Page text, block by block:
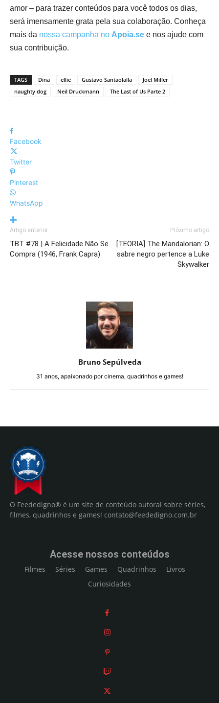
amor – para trazer conteúdos para você todos os dias,
será imensamente grata pela sua colaboração. Conheça
mais da nossa campanha no Apoia.se e nos ajude com
sua contribuição.
TAGS Dina ellie Gustavo Santaolalla
Joel Miller
naughty dog
Neil Druckmann The Last of Us Parte 2
Facebook
Twitter
Pinterest
WhatsApp
Artigo anterior
TBT #78 | A Felicidade Não Se
Compra (1946, Frank Capra)
Próximo artigo
[TEORIA] The Mandalorian: O
sabre negro pertence a Luke
Skywalker
Bruno Sepúlveda
31 anos, apaixonado por cinema, quadrinhos e games!
O Feededigno® é um site de conteúdo autoral sobre séries,
filmes, quadrinhos e games! contato@feededigno.com.br
Acesse nossos conteúdos
Filmes Séries Games Quadrinhos
Livros
Curiosidades